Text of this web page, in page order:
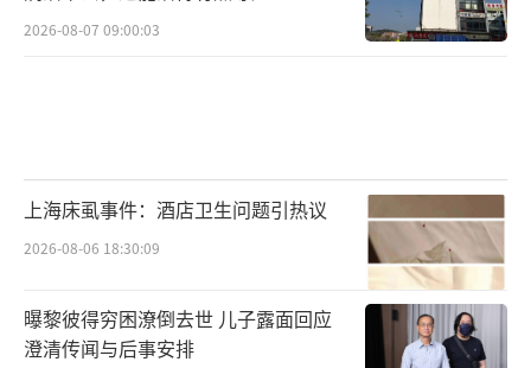
2026-08-07 09:00:03
上海床虱事件：酒店卫生问题引热议
2026-08-06 18:30:09
曝黎彼得穷困潦倒去世 儿子露面回应
澄清传闻与后事安排